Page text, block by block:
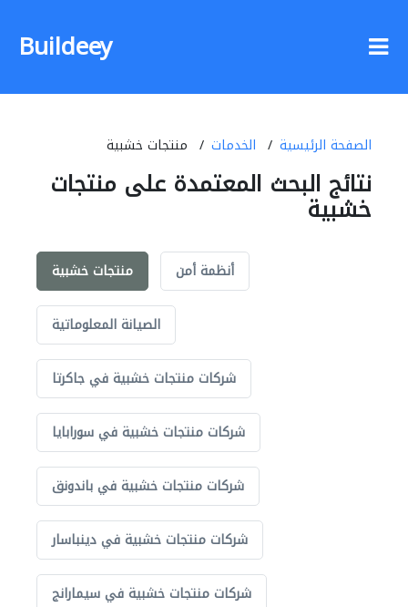
Buildeey
الصفحة الرئيسية الخدمات منتجات خشبية
نتائج البحث المعتمدة على منتجات
خشبية
منتجات خشبية أنظمة أمن
الصيانة المعلوماتية
شركات منتجات خشبية في جاكرتا
شركات منتجات خشبية في سورابايا
شركات منتجات خشبية في باندونق
شركات منتجات خشبية في دينباسار
شركات منتجات خشبية في سيمارانج